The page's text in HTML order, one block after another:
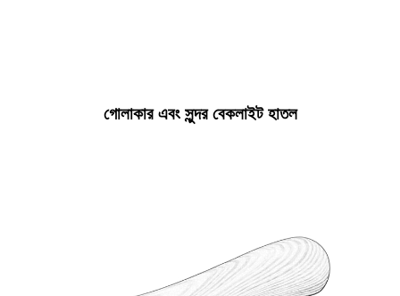
গোলাকার এবং সুন্দর বেকলাইট হাতল